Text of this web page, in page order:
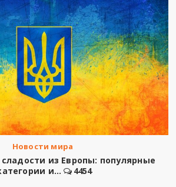
Новости мира
из Европы: популярные
и...
4454